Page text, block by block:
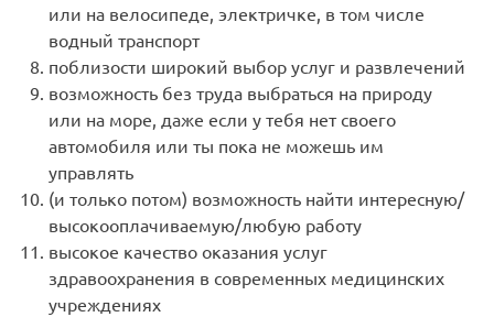
или на велосипеде, электричке, в том числе
водный транспорт
поблизости широкий выбор услуг и развлечений
возможность без труда выбраться на природу
или на море, даже если у тебя нет своего
автомобиля или ты пока не можешь им
управлять
(и только потом) возможность найти интересную/
высокооплачиваемую/любую работу
высокое качество оказания услуг
здравоохранения в современных медицинских
учреждениях